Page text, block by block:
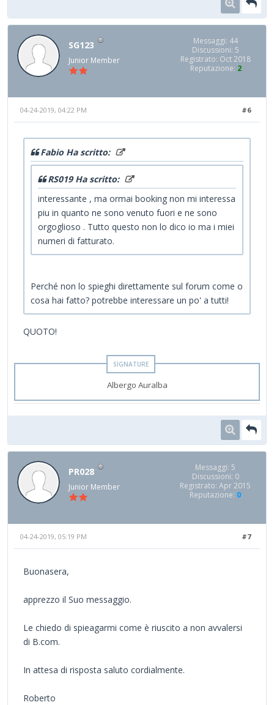
SG123
Junior Member
Messaggi: 44
Discussioni: 5
Registrato: Oct 2018
Reputazione: 2
#6
04-24-2019, 04:22 PM
Fabio Ha scritto:
RS019 Ha scritto:
interessante , ma ormai booking non mi interessa
piu in quanto ne sono venuto fuori e ne sono
orgoglioso . Tutto questo non lo dico io ma i miei
numeri di fatturato.
Perché non lo spieghi direttamente sul forum come o
cosa hai fatto? potrebbe interessare un po' a tutti!
QUOTO!
Albergo Auralba
PR028
Junior Member
Messaggi: 5
Discussioni: 0
Registrato: Apr 2015
Reputazione: 0
#7
04-24-2019, 05:19 PM
Buonasera,
apprezzo il Suo messaggio.
Le chiedo di spieagarmi come è riuscito a non avvalersi
di B.com.
In attesa di risposta saluto cordialmente.
Roberto